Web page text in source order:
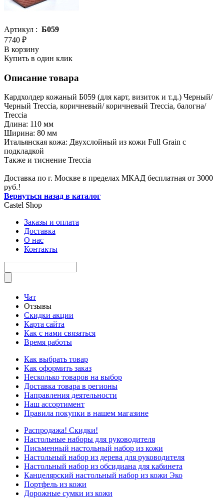
Артикул : Б059
7740 ₽
В корзину
Купить в один клик
Описание товара
Кардхолдер кожаный Б059 (для карт, визиток и т.д.) Черный/
Черный Treccia, коричневый/ коричневый Treccia, балогна/
Treccia
Длина: 110 мм
Ширина: 80 мм
Итальянская кожа: Двухслойный из кожи Full Grain с
подкладкой
Также и тиснение Treccia
Доставка по г. Москве в пределах МКАД бесплатная от 3000
руб.!
Вернуться назад в каталог
Castel Shop
Заказы и оплата
Доставка
О нас
Контакты
Чат
Отзывы
Скидки акции
Карта сайта
Как с нами связаться
Время работы
Как выбрать товар
Как оформить заказ
Несколько товаров на выбор
Доставка товара в регионы
Направления деятельности
Наш ассортимент
Правила покупки в нашем магазине
Распродажа! Скидки!
Настольные наборы для руководителя
Письменный настольный набор из кожи
Настольный набор из дерева для руководителя
Настольный набор из обсидиана для кабинета
Канцелярский настольный набор из кожи Эко
Портфель из кожи
Дорожные сумки из кожи